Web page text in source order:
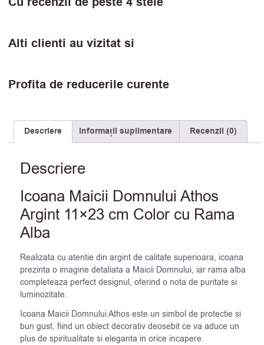
Alti clienti au vizitat si
Profita de reducerile curente
Descriere Informații suplimentare Recenzii (0)
Descriere
Icoana Maicii Domnului Athos
Argint 11×23 cm Color cu Rama
Alba
Realizata cu atentie din argint de calitate superioara, icoana
prezinta o imagine detaliata a Maicii Domnului, iar rama alba
completeaza perfect designul, oferind o nota de puritate si
luminozitate.
Icoana Maicii Domnului Athos este un simbol de protectie si
bun gust, fiind un obiect decorativ deosebit ce va aduce un
plus de spiritualitate si eleganta in orice incapere.